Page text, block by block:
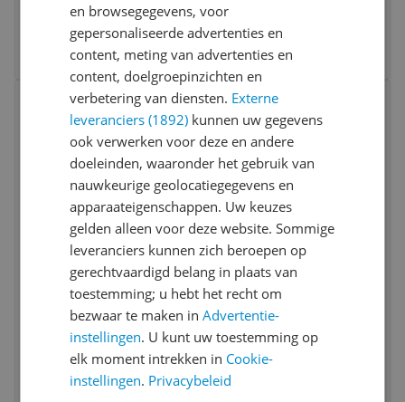
v.a. € 39,99
4 prijzen
Ga naar goedkoopste
Vergelijken
Tefal Oleoclean Pro Inox & Design FR8040
- Frituurpan - 3.5 L - 2300W - Koude Zone
8.0(106)
Onderhoud:Vaatwasserbestendig
Opties:
Filtratie
Systeem:Frituurpan
v.a. € 89,00
Bekijk product
en browsegegevens, voor
gepersonaliseerde advertenties en
content, meting van advertenties en
content, doelgroepinzichten en
verbetering van diensten. Externe
leveranciers (1892) kunnen uw gegevens
ook verwerken voor deze en andere
doeleinden, waaronder het gebruik van
nauwkeurige geolocatiegegevens en
apparaateigenschappen. Uw keuzes
gelden alleen voor deze website. Sommige
leveranciers kunnen zich beroepen op
gerechtvaardigd belang in plaats van
toestemming; u hebt het recht om
bezwaar te maken inAdvertentie-
instellingen. U kunt uw toestemming op
elk moment intrekken in Cookie-
instellingen. Privacybeleid